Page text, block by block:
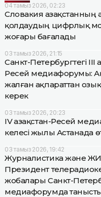
04 тамыз 2026, 02:23
Словакия Қазақстанның
қолдаудың цифрлық
жоғары бағалады
03 тамыз 2026, 21:15
Санкт-Петербургтегі III
Ресей медиафорумы:
жалған ақпараттан
керек
03 тамыз 2026, 20:23
IV Қазақстан-Ресей
келесі жылы Астанада
03 тамыз 2026, 19:42
Журналистика және
Президент
жобалары Санкт-
медиафорумда